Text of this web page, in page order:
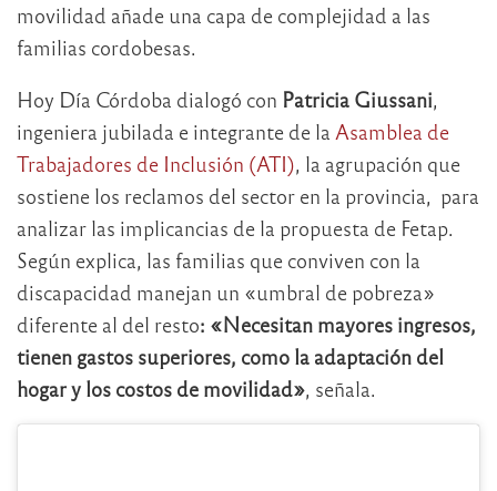
movilidad añade una capa de complejidad a las
familias cordobesas.
Hoy Día Córdoba dialogó con Patricia Giussani,
ingeniera jubilada e integrante de la Asamblea de
Trabajadores de Inclusión (ATI), la agrupación que
sostiene los reclamos del sector en la provincia, para
analizar las implicancias de la propuesta de Fetap.
Según explica, las familias que conviven con la
discapacidad manejan un «umbral de pobreza»
diferente al del resto: «Necesitan mayores ingresos,
tienen gastos superiores, como la adaptación del
hogar y los costos de movilidad», señala.